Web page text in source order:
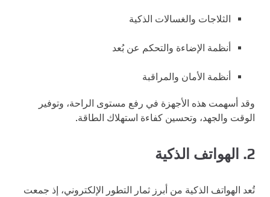
الثلاجات والغسالات الذكية
أنظمة الإضاءة والتحكم عن بُعد
أنظمة الأمان والمراقبة
وقد أسهمت هذه الأجهزة في رفع مستوى الراحة، وتوفير
الوقت والجهد، وتحسين كفاءة استهلاك الطاقة.
2. الهواتف الذكية
تُعد الهواتف الذكية من أبرز ثمار التطور الإلكتروني، إذ جمعت